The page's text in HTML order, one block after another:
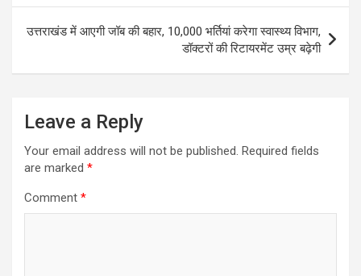
उत्तराखंड में आएगी जॉब की बहार, 10,000 भर्तियां करेगा स्वास्थ्य विभाग,
डॉक्टरों की रिटायरमेंट उम्र बढ़ेगी
Leave a Reply
Your email address will not be published. Required fields
are marked *
Comment *